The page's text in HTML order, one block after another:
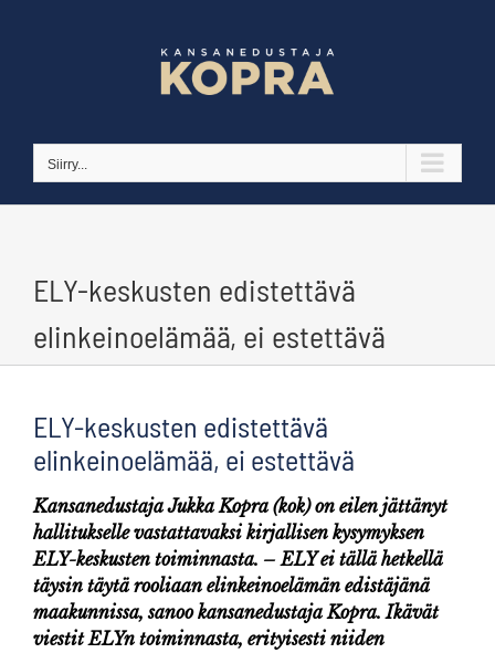
Siirry...
ELY-keskusten edistettävä
elinkeinoelämää, ei estettävä
ELY-keskusten edistettävä
elinkeinoelämää, ei estettävä
Kansanedustaja Jukka Kopra (kok) on eilen jättänyt
hallitukselle vastattavaksi kirjallisen kysymyksen
ELY-keskusten toiminnasta. – ELY ei tällä hetkellä
täysin täytä rooliaan elinkeinoelämän edistäjänä
maakunnissa, sanoo kansanedustaja Kopra. Ikävät
viestit ELYn toiminnasta, erityisesti niiden